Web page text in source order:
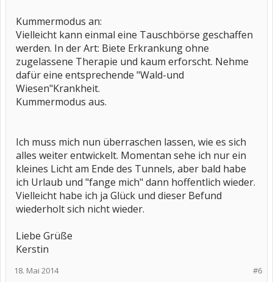
Kummermodus an:
Vielleicht kann einmal eine Tauschbörse geschaffen
werden. In der Art: Biete Erkrankung ohne
zugelassene Therapie und kaum erforscht. Nehme
dafür eine entsprechende "Wald-und
Wiesen"Krankheit.
Kummermodus aus.
Ich muss mich nun überraschen lassen, wie es sich
alles weiter entwickelt. Momentan sehe ich nur ein
kleines Licht am Ende des Tunnels, aber bald habe
ich Urlaub und "fange mich" dann hoffentlich wieder.
Vielleicht habe ich ja Glück und dieser Befund
wiederholt sich nicht wieder.
Liebe Grüße
Kerstin
#6
18. Mai 2014